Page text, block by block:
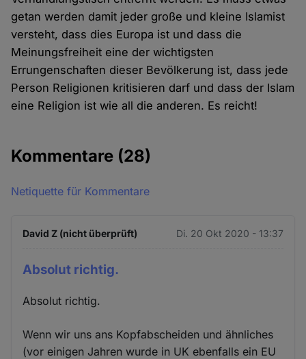
getan werden damit jeder große und kleine Islamist
versteht, dass dies Europa ist und dass die
Meinungsfreiheit eine der wichtigsten
Errungenschaften dieser Bevölkerung ist, dass jede
Person Religionen kritisieren darf und dass der Islam
eine Religion ist wie all die anderen. Es reicht!
Kommentare (28)
Netiquette für Kommentare
David Z (nicht überprüft) Di. 20 Okt 2020 - 13:37
Absolut richtig.
Absolut richtig.
Wenn wir uns ans Kopfabscheiden und ähnliches
(vor einigen Jahren wurde in UK ebenfalls ein EU